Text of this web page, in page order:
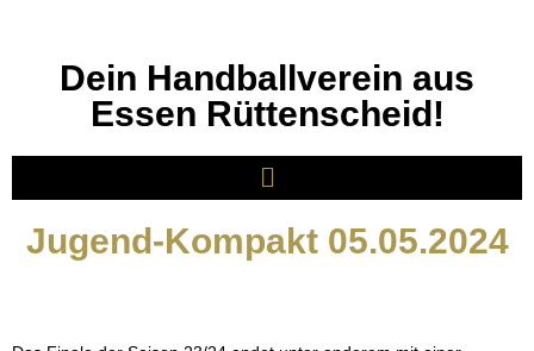
Dein Handballverein aus
Essen Rüttenscheid!
Jugend-Kompakt 05.05.2024